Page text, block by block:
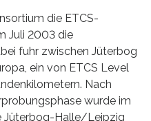
die ETCS-
Juli 2003 die
fuhr zwischen Jüterbog
ein von ETCS Level
Nach
wurde im
Jüterbog-Halle/Leipzig